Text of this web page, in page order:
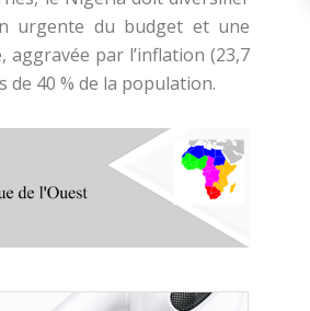
urgente du budget et une
par l’inflation (23,7
40 % de la population.